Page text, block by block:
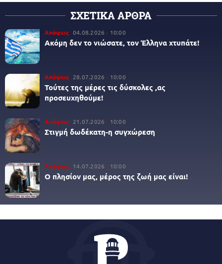
ΣΧΕΤΙΚΑ ΑΡΘΡΑ
Απόψεις 04.08.2026 10:00
Ακόμη δεν το νιώσατε, τον Έλληνα χτυπάτε!
Απόψεις 28.07.2026 10:00
Τούτες της μέρες τις δύσκολες ,ας
προσευχηθούμε!
Απόψεις 21.07.2026 10:00
Στιγμή δωδέκατη-η συγχώρεση
Απόψεις 14.07.2026 10:00
Ο πλησίον μας, μέρος της ζωή μας είναι!